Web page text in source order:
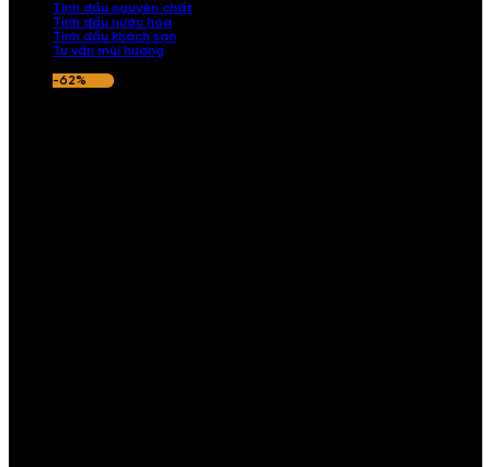
Tinh dầu nguyên chất
Tinh dầu nước hoa
Tinh dầu khách sạn
Tư vấn mùi hương
-62%